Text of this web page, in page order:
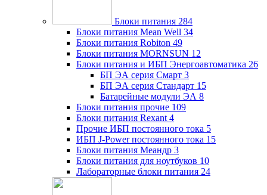
Блоки питания 284
Блоки питания Mean Well 34
Блоки питания Robiton 49
Блоки питания MORNSUN 12
Блоки питания и ИБП Энергоавтоматика 26
БП ЭА серия Смарт 3
БП ЭА серия Стандарт 15
Батарейные модули ЭА 8
Блоки питания прочие 109
Блоки питания Rexant 4
Прочие ИБП постоянного тока 5
ИБП J-Power постоянного тока 15
Блоки питания Меандр 3
Блоки питания для ноутбуков 10
Лабораторные блоки питания 24